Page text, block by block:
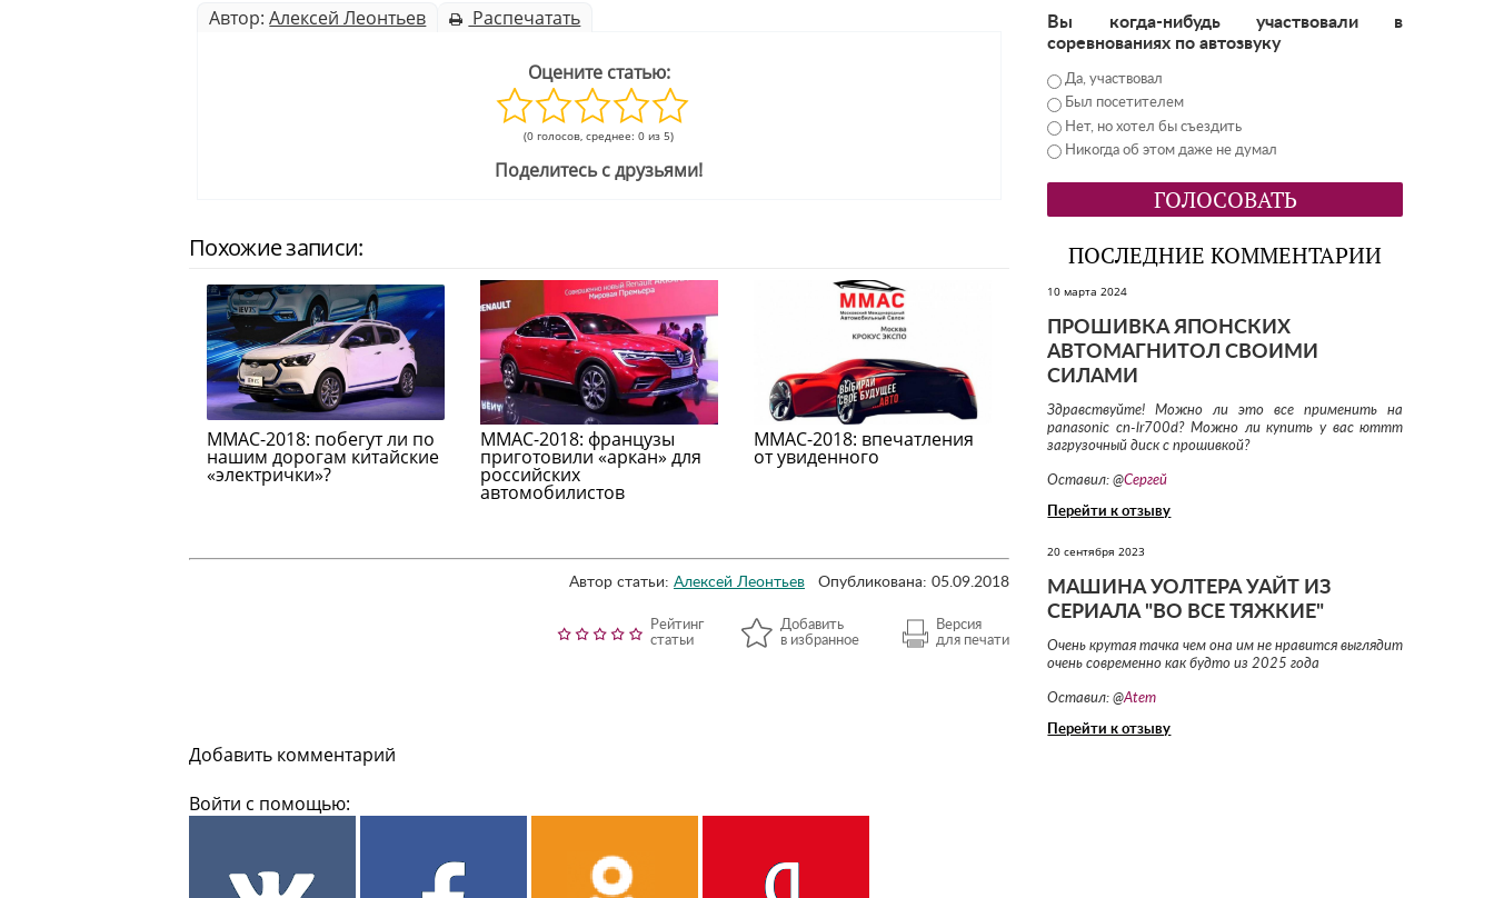
Автор:Алексей Леонтьев Распечатать
Оцените статью:
(0 голосов, среднее: 0 из 5)
Поделитесь с друзьями!
Похожие записи:
ММАС-2018: побегут ли по
нашим дорогам китайские
«электрички»?
ММАС-2018: французы
приготовили «аркан» для
российских
автомобилистов
ММАС-2018: впечатления
от увиденного
Автор статьи: Алексей Леонтьев Опубликована: 05.09.2018
Рейтинг
статьи
Добавить
в избранное
Версия
для печати
Добавить комментарий
Войти с помощью:
Вы когда-нибудь участвовали в
соревнованиях по автозвуку
Да, участвовал
Был посетителем
Нет, но хотел бы съездить
Никогда об этом даже не думал
ПОСЛЕДНИЕ КОММЕНТАРИИ
10 марта 2024
ПРОШИВКА ЯПОНСКИХ
АВТОМАГНИТОЛ СВОИМИ
СИЛАМИ
Здравствуйте! Можно ли это все применить на
panasonic cn-lr700d? Можно ли купить у вас юттт
загрузочный диск с прошивкой?
Оставил: @Сергей
Перейти к отзыву
20 сентября 2023
МАШИНА УОЛТЕРА УАЙТ ИЗ
СЕРИАЛА "ВО ВСЕ ТЯЖКИЕ"
Очень крутая тачка чем она им не нравится выглядит
очень современно как будто из 2025 года
Оставил: @Atem
Перейти к отзыву